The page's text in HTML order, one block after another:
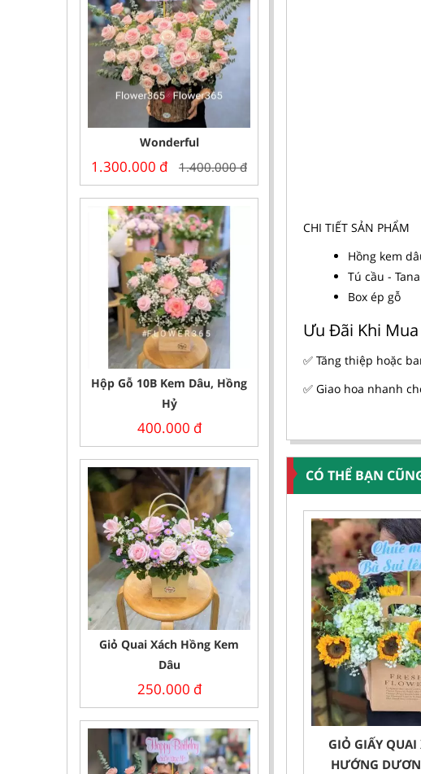
Wonderful
1.300.000 đ 1.400.000đ
Hộp Gỗ 10B Kem Dâu, Hồng
Hỷ
400.000 đ
Giỏ Quai Xách Hồng Kem
Dâu
250.000 đ
CHI TIẾT SẢN PHẨM
Hồng kem
Tú cầu -
Box ép gỗ
Ưu Đãi Khi Mua
✅ Tăng thiệp hoặc
✅ Giao hoa nhanh
CÓ THỂ BẠN
GIỎ GIẤY QUAI
HƯỚNG